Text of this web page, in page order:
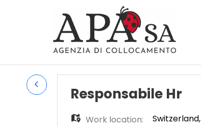
Responsabile Hr
Work location: Switzerland,